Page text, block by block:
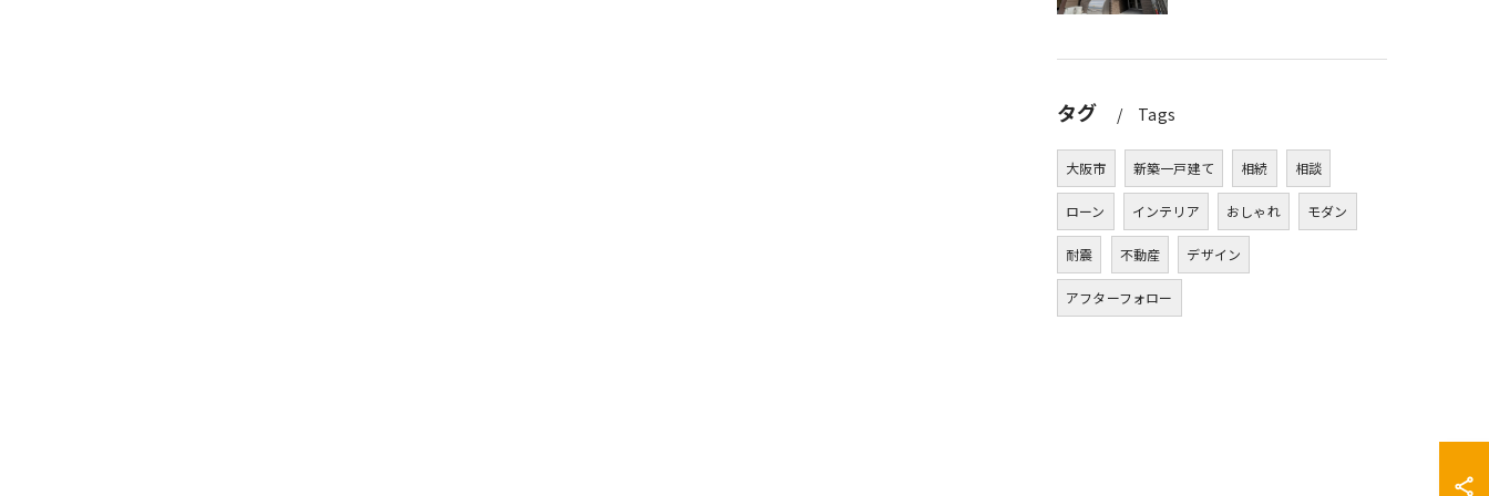
タグ Tags
大阪市 新築一戸建て 相続 相談
ローン インテリア おしゃれ モダン
耐震 不動産 デザイン
アフターフォロー